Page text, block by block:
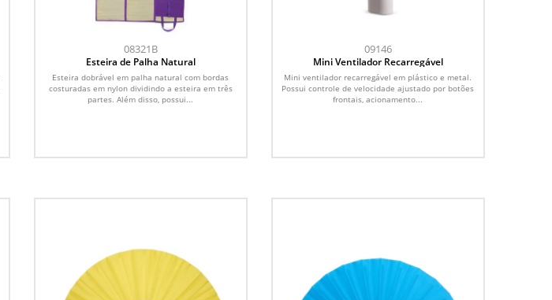
08321B
Esteira de Palha Natural
Esteira dobrável em palha natural com bordas
costuradas em nylon dividindo a esteira em três
partes. Além disso, possui...
09146
Mini Ventilador Recarregável
Mini ventilador recarregável em plástico e metal.
Possui controle de velocidade ajustado por botões
frontais, acionamento...